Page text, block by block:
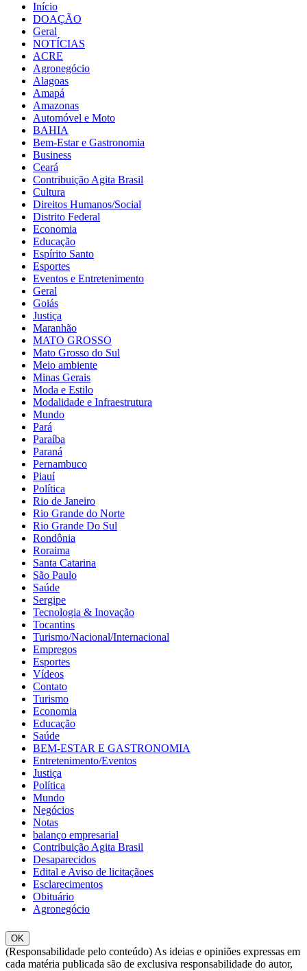
Início
DOAÇÃO
Geral
NOTÍCIAS
ACRE
Agronegócio
Alagoas
Amapá
Amazonas
Automóvel e Moto
BAHIA
Bem-Estar e Gastronomia
Business
Ceará
Contribuição Agita Brasil
Cultura
Direitos Humanos/Social
Distrito Federal
Economia
Educação
Espírito Santo
Esportes
Eventos e Entretenimento
Geral
Goiás
Justiça
Maranhão
MATO GROSSO
Mato Grosso do Sul
Meio ambiente
Minas Gerais
Moda e Estilo
Modalidade e Infraestrutura
Mundo
Pará
Paraíba
Paraná
Pernambuco
Piauí
Política
Rio de Janeiro
Rio Grande do Norte
Rio Grande Do Sul
Rondônia
Roraima
Santa Catarina
São Paulo
Saúde
Sergipe
Tecnologia & Inovação
Tocantins
Turismo/Nacional/Internacional
Empregos
Esportes
Vídeos
Contato
Turismo
Economia
Educação
Saúde
BEM-ESTAR E GASTRONOMIA
Entretenimento/Eventos
Justiça
Política
Mundo
Negócios
Notas
balanço empresarial
Contribuição Agita Brasil
Desaparecidos
Edital e Aviso de licitaçãoes
Esclarecimentos
Obituário
Agronegócio
OK
(Responsabilidade pelo conteúdo) As ideias e opiniões expressas em
cada matéria publicada são de exclusiva responsabilidade do autor,